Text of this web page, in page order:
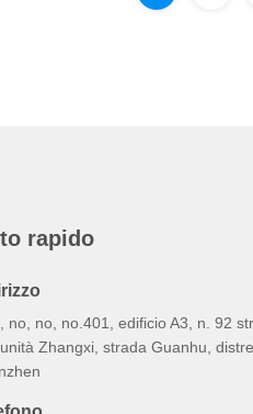
rapido
no, no, no.401, edificio A3, n. 92
Zhangxi, strada Guanhu,